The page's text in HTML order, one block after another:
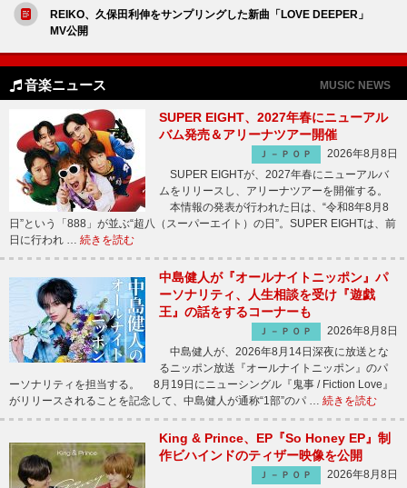
REIKO、久保田利伸をサンプリングした新曲「LOVE DEEPER」
MV公開
音楽ニュース MUSIC NEWS
SUPER EIGHT、2027年春にニューアル
バム発売＆アリーナツアー開催
Ｊ－ＰＯＰ
2026年8月8日
SUPER EIGHTが、2027年春にニューアルバ
ムをリリースし、アリーナツアーを開催する。
本情報の発表が行われた日は、“令和8年8月8
日”という「888」が並ぶ“超八（スーパーエイト）の日”。SUPER EIGHTは、前
日に行われ … 続きを読む
中島健人が『オールナイトニッポン』パ
ーソナリティ、人生相談を受け『遊戯
王』の話をするコーナーも
Ｊ－ＰＯＰ
2026年8月8日
中島健人が、2026年8月14日深夜に放送とな
るニッポン放送『オールナイトニッポン』のパ
ーソナリティを担当する。 8月19日にニューシングル『鬼事 / Fiction Love』
がリリースされることを記念して、中島健人が通称“1部”のパ … 続きを読む
King & Prince、EP『So Honey EP』制
作ビハインドのティザー映像を公開
Ｊ－ＰＯＰ
2026年8月8日